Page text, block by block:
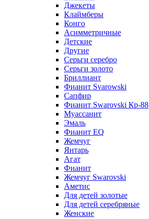
Джекеты
Клаймберы
Конго
Асимметричные
Детские
Другие
Серьги серебро
Серьги золото
Бриллиант
Фианит Svarowski
Сапфир
Фианит Swarovski Кр-88
Муассанит
Эмаль
Фианит EQ
Жемчуг
Янтарь
Агат
Фианит
Жемчуг Swarovski
Аметис
Для детей золотые
Для детей серебряные
Женские